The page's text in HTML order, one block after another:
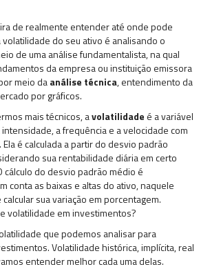
de realmente entender até onde pode
do seu ativo é analisando o
de uma análise fundamentalista, na qual
da empresa ou instituição emissora
meio daanálise técnica, entendimento da
por gráficos.
mais técnicos, avolatilidade é a variável
a frequência e a velocidade com
é calculada a partir do desvio padrão
sua rentabilidade diária em certo
do desvio padrão médio é
conta as baixas e altas do ativo, naquele
sua variação em porcentagem.
volatilidade em investimentos?
que podemos analisar para
Volatilidade histórica, implícita, real
entender melhor cada uma delas.